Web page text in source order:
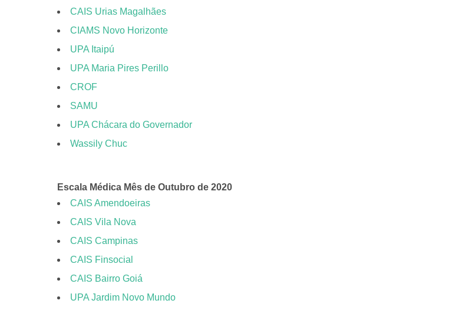
CAIS Urias Magalhães
CIAMS Novo Horizonte
UPA Itaipú
UPA Maria Pires Perillo
CROF
SAMU
UPA Chácara do Governador
Wassily Chuc
Escala Médica Mês de Outubro de 2020
CAIS Amendoeiras
CAIS Vila Nova
CAIS Campinas
CAIS Finsocial
CAIS Bairro Goiá
UPA Jardim Novo Mundo